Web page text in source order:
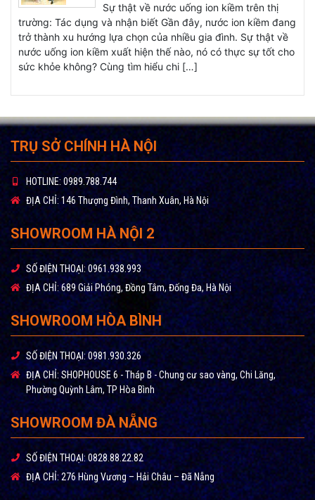
Sự thật về nước uống ion kiềm trên thị
trường: Tác dụng và nhận biết Gần đây, nước ion kiềm đang
trở thành xu hướng lựa chọn của nhiều gia đình. Sự thật về
nước uống ion kiềm xuất hiện thế nào, nó có thực sự tốt cho
sức khỏe không? Cùng tìm hiểu chi […]
TRỤ SỞ CHÍNH HÀ NỘI
HOTLINE:0989.788.744
ĐỊA CHỈ:146 Thượng Đình, Thanh Xuân, Hà Nội
SHOWROOM HÀ NỘI 2
SỐ ĐIỆN THOẠI:0961.938.993
ĐỊA CHỈ:689 Giải Phóng, Đồng Tâm, Đống Đa, Hà Nội
SHOWROOM HÒA BÌNH
SỐ ĐIỆN THOẠI:0981.930.326
ĐỊA CHỈ:SHOPHOUSE 6 - Tháp B - Chung cư sao vàng, Chi Lăng,
Phường Quỳnh Lâm, TP Hòa Bình
SHOWROOM ĐÀ NẴNG
SỐ ĐIỆN THOẠI:0828.88.22.82
ĐỊA CHỈ:276 Hùng Vương – Hải Châu – Đã Nẵng